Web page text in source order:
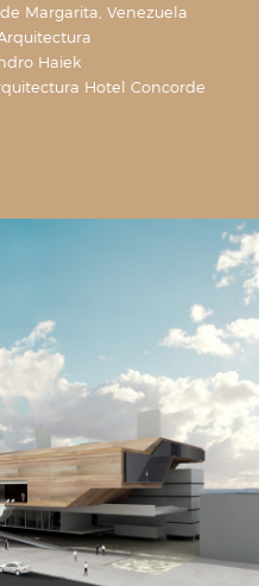
Margarita, Venezuela
Haiek
Hotel Concorde